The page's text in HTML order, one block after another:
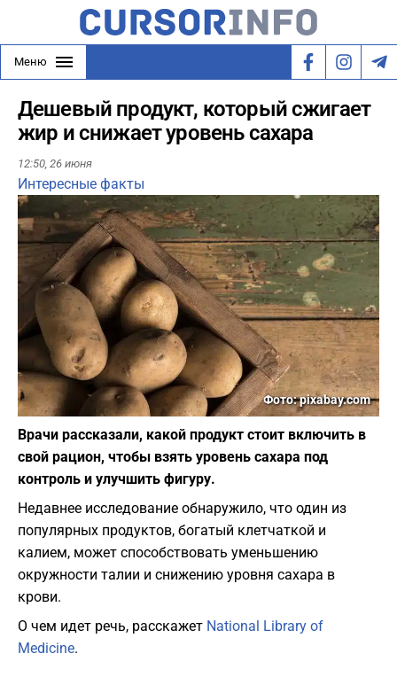
Меню
Дешевый продукт, который сжигает
жир и снижает уровень сахара
12:50, 26 июня
Интересные факты
Фото: pixabay.com
Врачи рассказали, какой продукт стоит включить в
свой рацион, чтобы взять уровень сахара под
контроль и улучшить фигуру.
Недавнее исследование обнаружило, что один из
популярных продуктов, богатый клетчаткой и
калием, может способствовать уменьшению
окружности талии и снижению уровня сахара в
крови.
О чем идет речь, расскажет National Library of
Medicine.